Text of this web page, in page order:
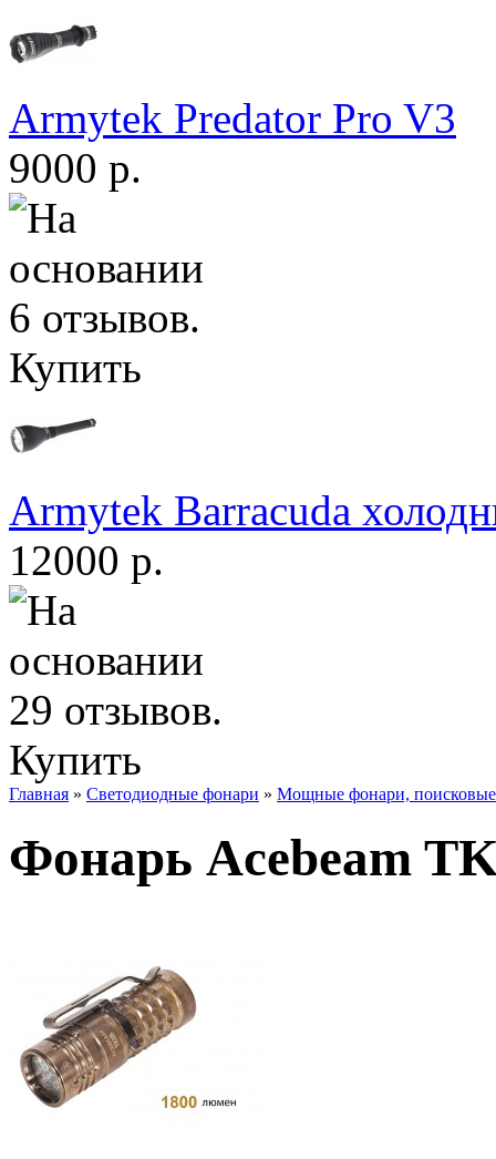
Armytek Predator Pro V3
9000 р.
Купить
Armytek Barracuda
12000 р.
Купить
Главная » Светодиодные фонари » Мощные фонари, поисковые
Фонарь Acebeam